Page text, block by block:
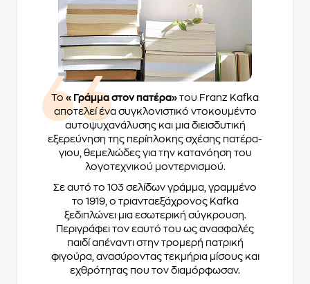
Το «Γράμμα στον πατέρα» του Franz Kafka
αποτελεί ένα συγκλονιστικό ντοκουμέντο
αυτοψυχανάλυσης και μια διεισδυτική
εξερεύνηση της περίπλοκης σχέσης πατέρα-
γιου, θεμελιώδες για την κατανόηση του
λογοτεχνικού μοντερνισμού.
Σε αυτό το 103 σελίδων γράμμα, γραμμένο
το 1919, ο τριανταεξάχρονος Kafka
ξεδιπλώνει μια εσωτερική σύγκρουση.
Περιγράφει τον εαυτό του ως ανασφαλές
παιδί απέναντι στην τρομερή πατρική
φιγούρα, ανασύροντας τεκμήρια μίσους και
εχθρότητας που τον διαμόρφωσαν.